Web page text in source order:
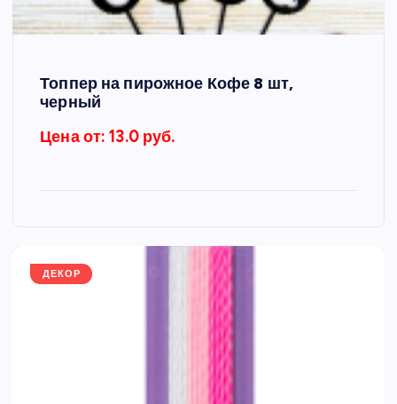
Топпер на пирожное Кофе 8 шт,
черный
Цена от: 13.0 руб.
ДЕКОР